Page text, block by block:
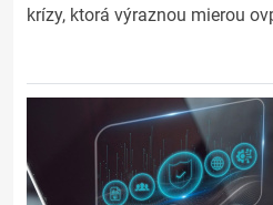
krízy, ktorá výraznou mierou